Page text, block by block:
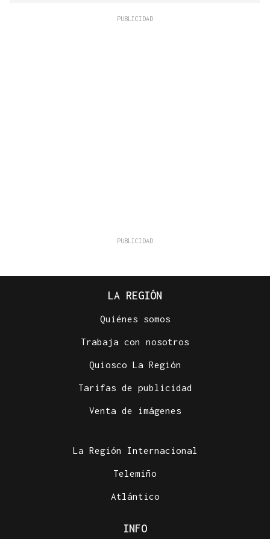
LA REGIÓN
Quiénes somos
Trabaja con nosotros
Quiosco La Región
Tarifas de publicidad
Venta de imágenes
La Región Internacional
Telemiño
Atlántico
INFO